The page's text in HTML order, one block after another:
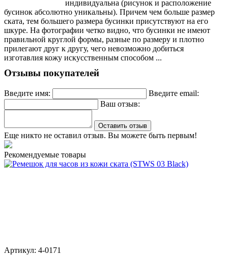
индивидуальна (рисунок и расположение
бусинок абсолютно уникальны). Причем чем больше размер
ската, тем большего размера бусинки присутствуют на его
шкуре. На фотографии четко видно, что бусинки не имеют
правильной круглой формы, разные по размеру и плотно
прилегают друг к другу, чего невозможно добиться
изготавлия кожу искусственным способом ...
Отзывы покупателей
Введите имя:
Введите email:
Ваш отзыв:
Оставить отзыв
Еще никто не оставил отзыв. Вы можете быть первым!
Рекомендуемые товары
Артикул: 4-0171